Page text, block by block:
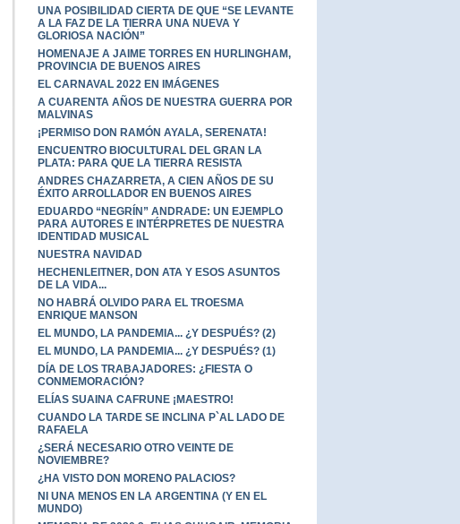
UNA POSIBILIDAD CIERTA DE QUE “SE LEVANTE
A LA FAZ DE LA TIERRA UNA NUEVA Y
GLORIOSA NACIÓN”
HOMENAJE A JAIME TORRES EN HURLINGHAM,
PROVINCIA DE BUENOS AIRES
EL CARNAVAL 2022 EN IMÁGENES
A CUARENTA AÑOS DE NUESTRA GUERRA POR
MALVINAS
¡PERMISO DON RAMÓN AYALA, SERENATA!
ENCUENTRO BIOCULTURAL DEL GRAN LA
PLATA: PARA QUE LA TIERRA RESISTA
ANDRES CHAZARRETA, A CIEN AÑOS DE SU
ÉXITO ARROLLADOR EN BUENOS AIRES
EDUARDO “NEGRÍN” ANDRADE: UN EJEMPLO
PARA AUTORES E INTÉRPRETES DE NUESTRA
IDENTIDAD MUSICAL
NUESTRA NAVIDAD
HECHENLEITNER, DON ATA Y ESOS ASUNTOS
DE LA VIDA...
NO HABRÁ OLVIDO PARA EL TROESMA
ENRIQUE MANSON
EL MUNDO, LA PANDEMIA... ¿Y DESPUÉS? (2)
EL MUNDO, LA PANDEMIA... ¿Y DESPUÉS? (1)
DÍA DE LOS TRABAJADORES: ¿FIESTA O
CONMEMORACIÓN?
ELÍAS SUAINA CAFRUNE ¡MAESTRO!
CUANDO LA TARDE SE INCLINA P`AL LADO DE
RAFAELA
¿SERÁ NECESARIO OTRO VEINTE DE
NOVIEMBRE?
¿HA VISTO DON MORENO PALACIOS?
NI UNA MENOS EN LA ARGENTINA (Y EN EL
MUNDO)